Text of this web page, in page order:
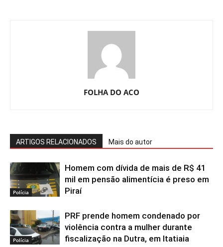
FOLHA DO ACO
ARTIGOS RELACIONADOS Mais do autor
Polícia
Homem com dívida de mais de R$ 41
mil em pensão alimentícia é preso em
Piraí
Polícia
PRF prende homem condenado por
violência contra a mulher durante
fiscalização na Dutra, em Itatiaia